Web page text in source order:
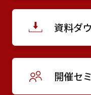
資料ダ
開催セ